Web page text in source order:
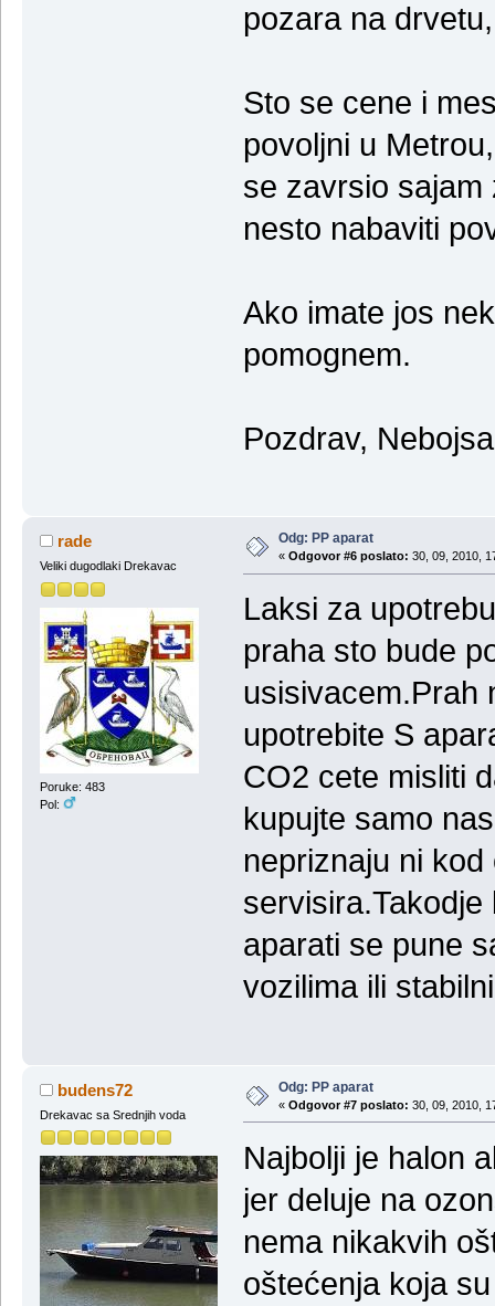
pozara na
Sto se cene i
povoljni u
se zavrsio sajam
nesto nabaviti
Ako imate jos
pomognem.
Pozdrav, Nebojsa
rade
Veliki dugodlaki Drekavac
Poruke: 483
Pol:
Odg: PP aparat
« Odgovor #6 poslato: 30, 09, 2010,
Laksi za
praha sto bude
usisivacem.Prah
upotrebite S
CO2 cete misliti
kupujte samo
nepriznaju ni
aparati se pune
vozilima ili
budens72
Drekavac sa Srednjih voda
Odg: PP aparat
« Odgovor #7 poslato: 30, 09, 2010,
Najbolji je halon
jer deluje na
nema nikakvih
oštećenja koja